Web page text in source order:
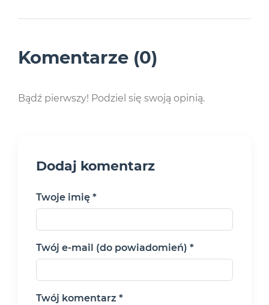
Komentarze (0)
Bądź pierwszy! Podziel się swoją opinią.
Dodaj komentarz
Twoje imię *
Twój e-mail (do powiadomień) *
Twój komentarz *